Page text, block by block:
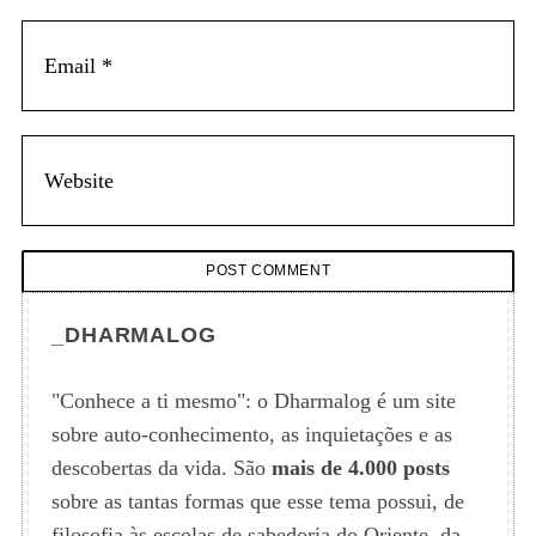
_DHARMALOG
"Conhece a ti mesmo": o Dharmalog é um site
sobre auto-conhecimento, as inquietações e as
descobertas da vida. São mais de 4.000 posts
sobre as tantas formas que esse tema possui, de